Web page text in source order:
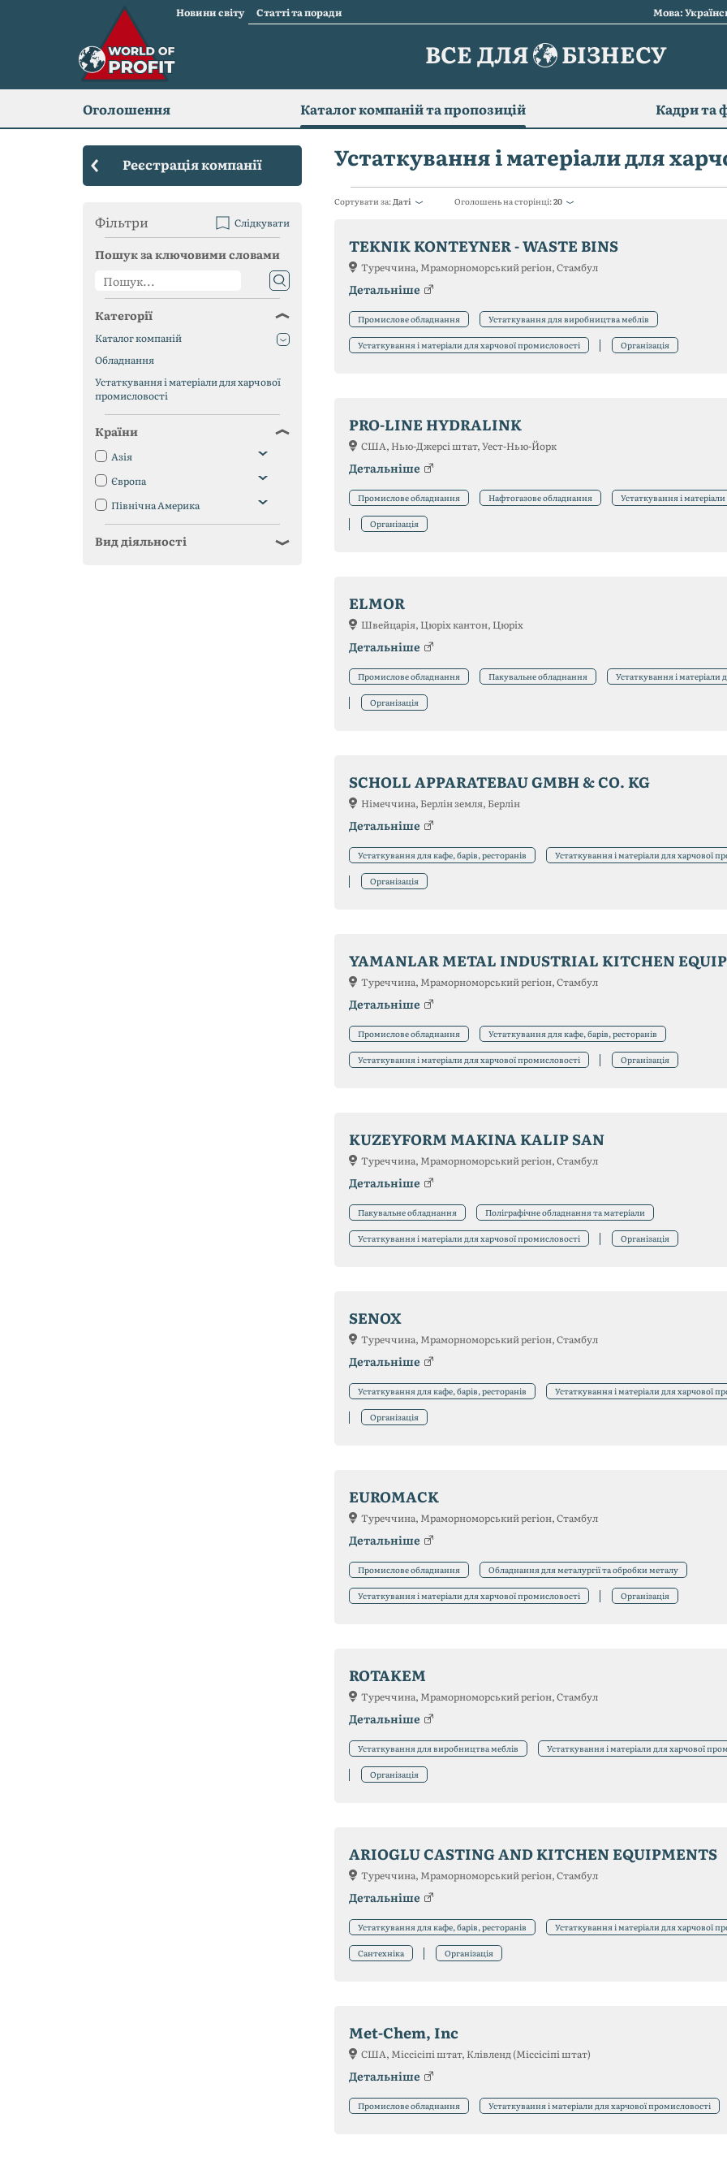
Новини світу Статті та поради Мова:
ВСЕ ДЛЯ БІЗНЕСУ
Оголошення Каталог компаній та пропозицій Кадри та
Устаткування і матеріали для
Сортувати за:Даті Оголошень на сторінці:20
TEKNIK KONTEYNER - WASTE BINS
Туреччина, Мраморноморський регіон, Стамбул
Детальніше
Промислове обладнання Устаткування для виробництва меблів
Устаткування і матеріали для харчової промисловості Організація
PRO-LINE HYDRALINK
США, Нью-Джерсі штат, Уест-Нью-Йорк
Детальніше
Промислове обладнання Нафтогазове обладнання Устаткування і
Організація
ELMOR
Швейцарія, Цюріх кантон, Цюріх
Детальніше
Промислове обладнання Пакувальне обладнання Устаткування і матеріали
Організація
SCHOLL APPARATEBAU GMBH & CO. KG
Німеччина, Берлін земля, Берлін
Детальніше
Устаткування для кафе, барів, ресторанів Устаткування і матеріали для харчової
Організація
YAMANLAR METAL INDUSTRIAL KITCHEN
Туреччина, Мраморноморський регіон, Стамбул
Детальніше
Промислове обладнання Устаткування для кафе, барів, ресторанів
Устаткування і матеріали для харчової промисловості Організація
KUZEYFORM MAKINA KALIP SAN
Туреччина, Мраморноморський регіон, Стамбул
Детальніше
Пакувальне обладнання Поліграфічне обладнання та матеріали
Устаткування і матеріали для харчової промисловості Організація
SENOX
Туреччина, Мраморноморський регіон, Стамбул
Детальніше
Устаткування для кафе, барів, ресторанів Устаткування і матеріали для харчової
Організація
EUROMACK
Туреччина, Мраморноморський регіон, Стамбул
Детальніше
Промислове обладнання Обладнання для металургії та обробки металу
Устаткування і матеріали для харчової промисловості Організація
ROTAKEM
Туреччина, Мраморноморський регіон, Стамбул
Детальніше
Устаткування для виробництва меблів Устаткування і матеріали для харчової
Організація
ARIOGLU CASTING AND KITCHEN EQUIPMENTS
Туреччина, Мраморноморський регіон, Стамбул
Детальніше
Устаткування для кафе, барів, ресторанів Устаткування і матеріали для харчової
Сантехніка Організація
Met-Chem, Inc
США, Міссісіпі штат, Клівленд (Міссісіпі штат)
Детальніше
Промислове обладнання Устаткування і матеріали для харчової промисловості
Реєстрація компанії
Фільтри Слідкувати
Пошук за ключовими словами
Категорії
Каталог компаній
Обладнання
Устаткування і матеріали для харчової
промисловості
Країни
Азія
Європа
Північна Америка
Вид діяльності